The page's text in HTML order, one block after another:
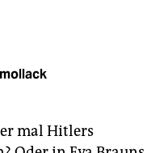
mal Hitlers